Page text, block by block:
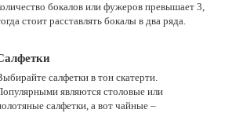
бокалов или фужеров превышает 3,
стоит расставлять бокалы в два ряда.
салфетки в тон скатерти.
являются столовые или
салфетки, а вот чайные –